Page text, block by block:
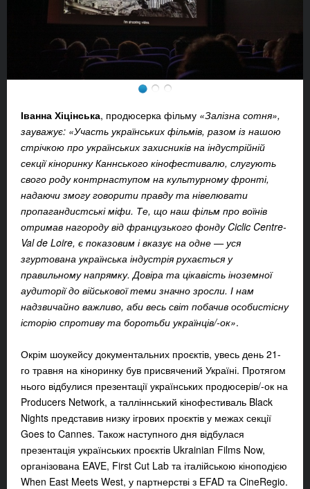
Іванна Хіцінська, продюсерка фільму «Залізна сотня»,
зауважує: «Участь українських фільмів, разом із нашою
стрічкою про українських захисників на індустрійній
секції кіноринку Каннського кінофестивалю, слугують
свого роду контрнаступом на культурному фронті,
надаючи змогу говорити правду та нівелювати
пропагандистські міфи. Те, що наш фільм про воїнів
отримав нагороду від французького фонду Ciclic Centre-
Val de Loire, є показовим і вказує на одне — уся
згуртована українська індустрія рухається у
правильному напрямку. Довіра та цікавість іноземної
аудиторії до військової теми значно зросли. І нам
надзвичайно важливо, аби весь світ побачив особистісну
історію спротиву та боротьби українців/-ок».
Окрім шоукейсу документальних проєктів, увесь день 21-
го травня на кіноринку був присвячений Україні. Протягом
нього відбулися презентації українських продюсерів/-ок на
Producers Network, а талліннський кінофестиваль Black
Nights представив низку ігрових проєктів у межах секції
Goes to Cannes. Також наступного дня відбулася
презентація українських проєктів Ukrainian Films Now,
організована EAVE, First Cut Lab та італійською кіноподією
When East Meets West, у партнерстві з EFAD та CineRegio.